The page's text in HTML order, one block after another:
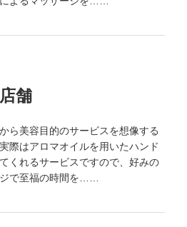
舗
ら美容目的のサービスを想像する
際はアロマオイルを用いたハンド
くれるサービスですので、好みの
で至福の時間を……